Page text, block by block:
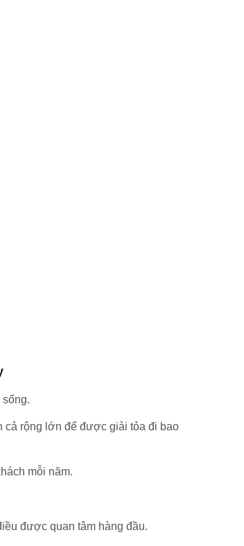
cả rộng lớn để được giải tỏa đi bao
mỗi năm.
được quan tâm hàng đầu.